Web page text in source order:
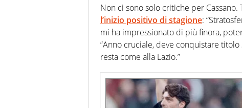
Non ci sono solo critiche per Cassano.
l’inizio positivo di stagione:
mi ha impressionato di più finora,
“Anno cruciale, deve conquistare
resta come alla Lazio.”